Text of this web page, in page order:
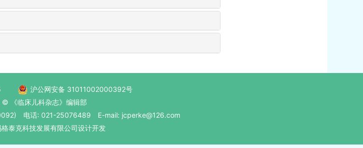
沪公网安备 31011002000392号
© 《临床儿科杂志》编辑部
电话: 021-25076489 E-mail: jcperke@126.com
泰克科技发展有限公司设计开发